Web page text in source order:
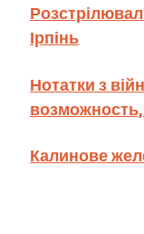
Ірпінь
Нотатки з
возможность,
Калинове